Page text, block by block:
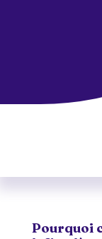
Pourquoi